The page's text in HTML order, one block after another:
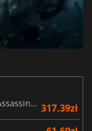
Assassin's Creed Mirage & Assassin's Creed Valhalla Bundle 317.39zł